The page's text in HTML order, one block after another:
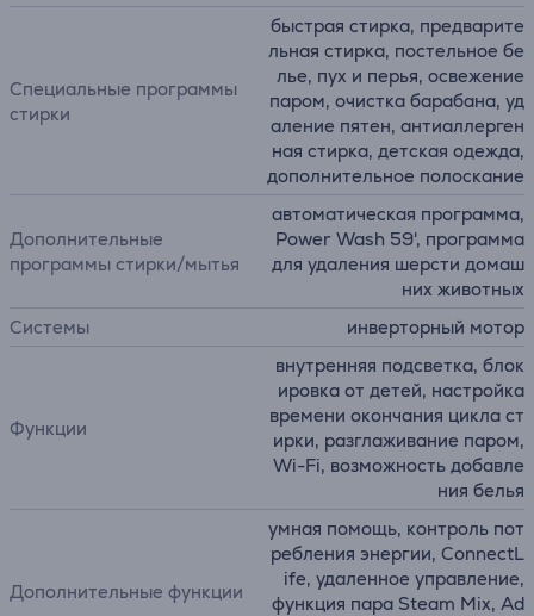
Специальные программы
стирки
быстрая стирка, предварите
льная стирка, постельное бе
лье, пух и перья, освежение
паром, очистка барабана, уд
аление пятен, антиаллерген
ная стирка, детская одежда,
дополнительное полоскание
Дополнительные
программы стирки/мытья
автоматическая программа,
Power Wash 59', программа
для удаления шерсти домаш
них животных
Системы
инверторный мотор
Функции
внутренняя подсветка, блок
ировка от детей, настройка
времени окончания цикла ст
ирки, разглаживание паром,
Wi-Fi, возможность добавле
ния белья
Дополнительные функции
умная помощь, контроль пот
ребления энергии, ConnectL
ife, удаленное управление,
функция пара Steam Mix, Ad